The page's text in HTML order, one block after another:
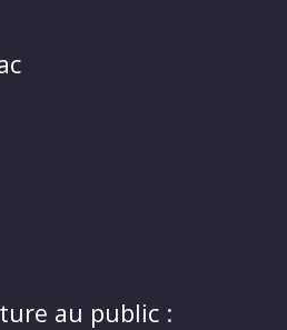
au public :